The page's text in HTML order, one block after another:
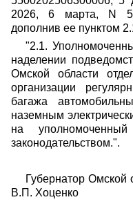
2026, 6 марта, N
дополнив ее пунктом
"2.1.
наделении
Омской области
организации
багажа
наземным
на
законодательством.".
В.П. Хоценко